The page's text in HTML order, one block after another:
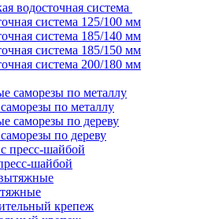
водосточная система
система 125/100 мм
система 185/140 мм
система 185/150 мм
система 200/180 мм
по металлу
по дереву
шайбой